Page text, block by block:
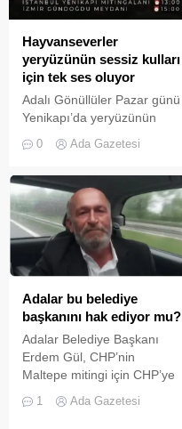
Hayvanseverler
yeryüzünün sessiz kulları
için tek ses oluyor
Adalı Gönüllüler Pazar günü
Yenikapı’da yeryüzünün
savunacak. Hayati tehlike
sokak hayvanlarının,
özellikle de köpeklerin 30
gün içinde sahiplenilmemesi
halinde “uyutularak”, yani
enjeksiyonla öldürülmesine
ilişkin yasal düzenleme
hazırlığı Meclis’e gelmeden
tartışma yarattı. Muhalefet,
çıkarken, yerel yönetimler
ve ilgili bakanlıkların işbirliği
ile popülasyonu
azaltmaya...
0 Ada Gazetesi
Adalar bu belediye
başkanını hak ediyor mu?
Adalar Belediye Başkanı
Erdem Gül, CHP’nin
Maltepe mitingi için CHP’ye
gönül verenleri mitinge
davet etme biçimi tepki
1 Ada Gazetesi